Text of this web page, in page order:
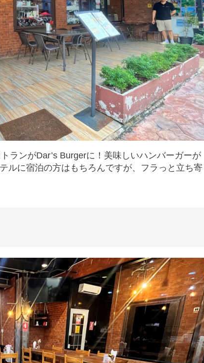
ランがDar’s Burgerに！美味しいハンバーガーが
ルに宿泊の方はもちろんですが、フラっと立ち寄